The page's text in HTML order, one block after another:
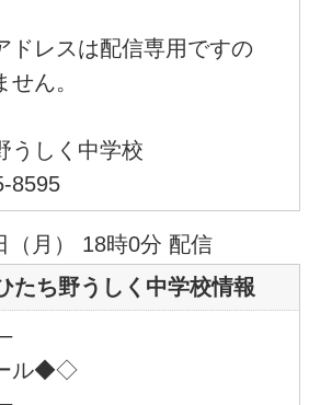
ドレスは配信専用ですの
ん。
うしく中学校
8595
（月） 18時0分 配信
たち野うしく中学校情報
ル◆◇